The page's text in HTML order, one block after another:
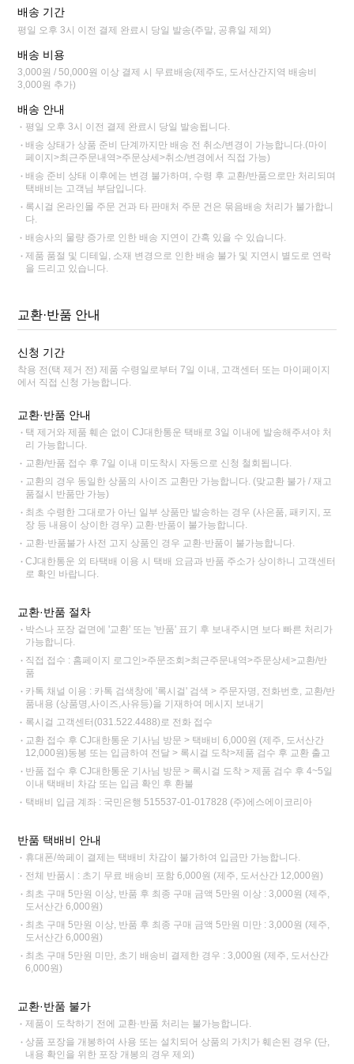
배송 기간
평일 오후 3시 이전 결제 완료시 당일 발송(주말, 공휴일 제외)
배송 비용
3,000원 / 50,000원 이상 결제 시 무료배송(제주도, 도서산간지역 배송비
3,000원 추가)
배송 안내
평일 오후 3시 이전 결제 완료시 당일 발송됩니다.
배송 상태가 상품 준비 단계까지만 배송 전 취소/변경이 가능합니다.(마이
페이지>최근주문내역>주문상세>취소/변경에서 직접 가능)
배송 준비 상태 이후에는 변경 불가하며, 수령 후 교환/반품으로만 처리되며
택배비는 고객님 부담입니다.
록시걸 온라인몰 주문 건과 타 판매처 주문 건은 묶음배송 처리가 불가합니
다.
배송사의 물량 증가로 인한 배송 지연이 간혹 있을 수 있습니다.
제품 품절 및 디테일, 소재 변경으로 인한 배송 불가 및 지연시 별도로 연락
을 드리고 있습니다.
교환·반품 안내
신청 기간
착용 전(택 제거 전) 제품 수령일로부터 7일 이내, 고객센터 또는 마이페이지
에서 직접 신청 가능합니다.
교환·반품 안내
택 제거와 제품 훼손 없이 CJ대한통운 택배로 3일 이내에 발송해주셔야 처
리 가능합니다.
교환/반품 접수 후 7일 이내 미도착시 자동으로 신청 철회됩니다.
교환의 경우 동일한 상품의 사이즈 교환만 가능합니다. (맞교환 불가 / 재고
품절시 반품만 가능)
최초 수령한 그대로가 아닌 일부 상품만 발송하는 경우 (사은품, 패키지, 포
장 등 내용이 상이한 경우) 교환·반품이 불가능합니다.
교환·반품불가 사전 고지 상품인 경우 교환·반품이 불가능합니다.
CJ대한통운 외 타택배 이용 시 택배 요금과 반품 주소가 상이하니 고객센터
로 확인 바랍니다.
교환·반품 절차
박스나 포장 겉면에 '교환' 또는 '반품' 표기 후 보내주시면 보다 빠른 처리가
가능합니다.
직접 접수 : 홈페이지 로그인>주문조회>최근주문내역>주문상세>교환/반
품
카톡 채널 이용 : 카톡 검색창에 '록시걸' 검색 > 주문자명, 전화번호, 교환/반
품내용 (상품명,사이즈,사유등)을 기재하여 메시지 보내기
록시걸 고객센터(031.522.4488)로 전화 접수
교환 접수 후 CJ대한통운 기사님 방문 > 택배비 6,000원 (제주, 도서산간
12,000원)동봉 또는 입금하여 전달 > 록시걸 도착>제품 검수 후 교환 출고
반품 접수 후 CJ대한통운 기사님 방문 > 록시걸 도착 > 제품 검수 후 4~5일
이내 택배비 차감 또는 입금 확인 후 환불
택배비 입금 계좌 : 국민은행 515537-01-017828 (주)에스에이코리아
반품 택배비 안내
휴대폰/쓱페이 결제는 택배비 차감이 불가하여 입금만 가능합니다.
전체 반품시 : 초기 무료 배송비 포함 6,000원 (제주, 도서산간 12,000원)
최초 구매 5만원 이상, 반품 후 최종 구매 금액 5만원 이상 : 3,000원 (제주,
도서산간 6,000원)
최초 구매 5만원 이상, 반품 후 최종 구매 금액 5만원 미만 : 3,000원 (제주,
도서산간 6,000원)
최초 구매 5만원 미만, 초기 배송비 결제한 경우 : 3,000원 (제주, 도서산간
6,000원)
교환·반품 불가
제품이 도착하기 전에 교환·반품 처리는 불가능합니다.
상품 포장을 개봉하여 사용 또는 설치되어 상품의 가치가 훼손된 경우 (단,
내용 확인을 위한 포장 개봉의 경우 제외)